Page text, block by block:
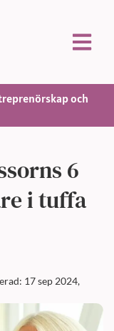
och
6
i tuffa
17 sep 2024,